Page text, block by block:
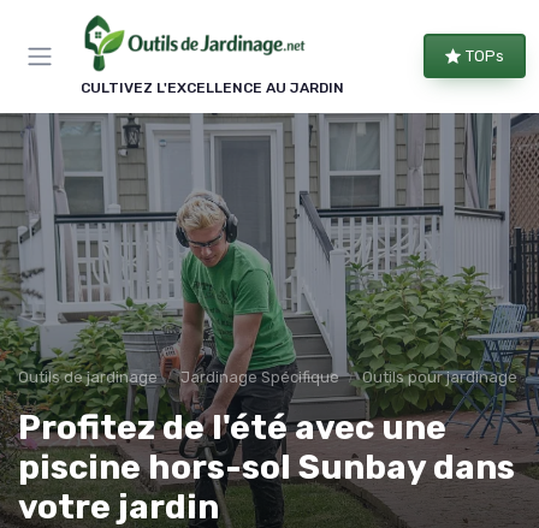
CULTIVEZ L'EXCELLENCE AU JARDIN
TOPs
Outils de jardinage Jardinage Spécifique Outils pour jardinage
Profitez de l'été avec une
piscine hors-sol Sunbay dans
votre jardin
Panneau de gestion des cookies